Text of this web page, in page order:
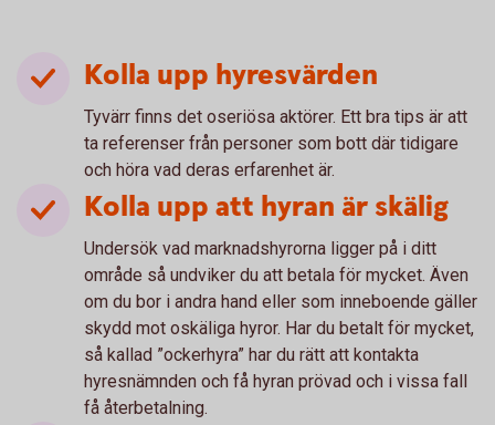
Kolla upp hyresvärden
Tyvärr finns det oseriösa aktörer. Ett bra tips är att
ta referenser från personer som bott där tidigare
och höra vad deras erfarenhet är.
Kolla upp att hyran är skälig
Undersök vad marknadshyrorna ligger på i ditt
område så undviker du att betala för mycket. Även
om du bor i andra hand eller som inneboende gäller
skydd mot oskäliga hyror. Har du betalt för mycket,
så kallad ”ockerhyra” har du rätt att kontakta
hyresnämnden och få hyran prövad och i vissa fall
få återbetalning.